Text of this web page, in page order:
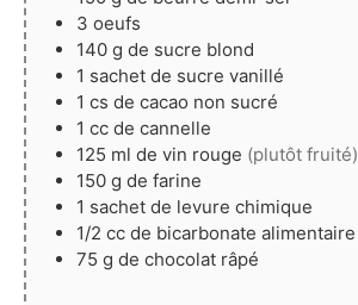
3 oeufs
140 g de sucre blond
1 sachet de sucre vanillé
1 cs de cacao non sucré
1 cc de cannelle
125 ml de vin rouge (plutôt fruité)
150 g de farine
1 sachet de levure chimique
1/2 cc de bicarbonate alimentaire
75 g de chocolat râpé